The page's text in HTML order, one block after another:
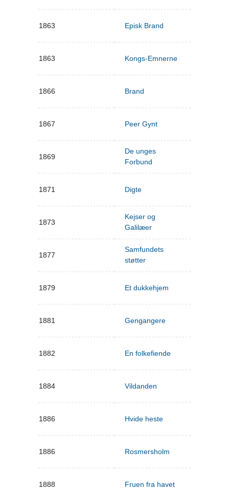
1863 Episk Brand
1863 Kongs-Emnerne
1866 Brand
1867 Peer Gynt
1869
De unges
Forbund
1871 Digte
1873
Kejser og
Galilæer
1877
Samfundets
støtter
1879 Et dukkehjem
1881 Gengangere
1882 En folkefiende
1884 Vildanden
1886 Hvide heste
1886 Rosmersholm
1888 Fruen fra havet